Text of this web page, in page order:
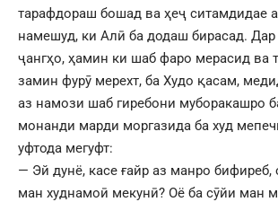
тарафдораш бошад ва ҳеҷ ситамдидае
намешуд, ки Алӣ ба додаш бирасад.
ҷангҳо, ҳамин ки шаб фаро мерасид ва
замин фурӯ мерехт, ба Худо қасам,
аз намози шаб гиребони муборакашро
монанди марди моргазида ба худ
уфтода мегуфт:
— Эй дунё, касе ғайр аз манро бифиреб,
ман худнамоӣ мекунӣ? Оё ба сӯйи ман